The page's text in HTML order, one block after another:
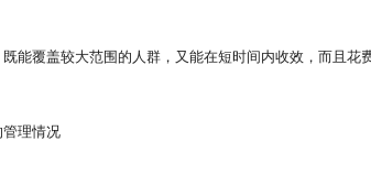
能覆盖较大范围的人群，又能在短时间内收效，而且花
理情况